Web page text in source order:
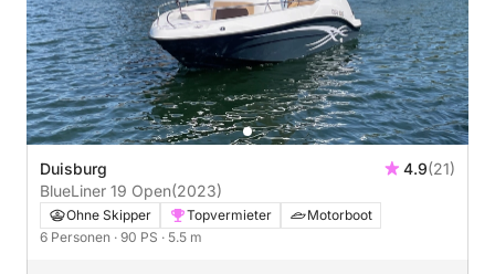
Duisburg 4.9(21)
BlueLiner 19 Open(2023)
Ohne Skipper Topvermieter
Motorboot
6 Personen · 90 PS · 5.5 m